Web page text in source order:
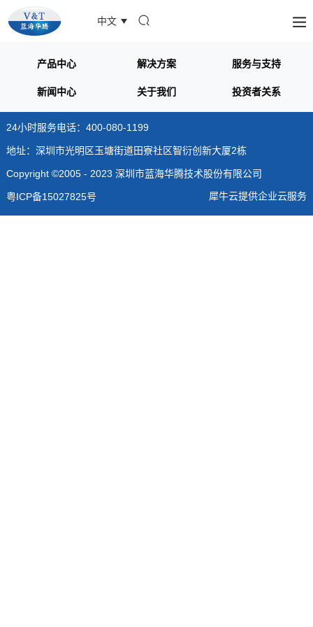
中文
产品中心 解决方案 服务与支持
新闻中心 关于我们 投资者关系
24小时服务电话：400-080-1199
地址：深圳市光明区玉塘街道田寮社区智衍创新大厦2栋
Copyright ©2005 - 2023 深圳市蓝海华腾技术股份有限公司
粤ICP备15027825号 犀牛云提供企业云服务